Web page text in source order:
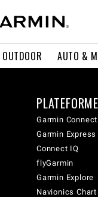
AUTO &
Garmin Connect
Garmin Express
Connect IQ
flyGarmin
Garmin Explore
Navionics